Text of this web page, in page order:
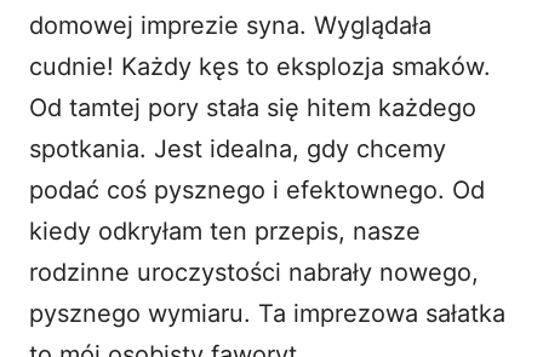
o
domowej imprezie syna. Wyglądała
cudnie! Każdy kęs to eksplozja smaków.
Od tamtej pory stała się hitem każdego
spotkania. Jest idealna, gdy chcemy
podać coś pysznego i efektownego. Od
kiedy odkryłam ten przepis, nasze
rodzinne uroczystości nabrały nowego,
pysznego wymiaru. Ta imprezowa sałatka